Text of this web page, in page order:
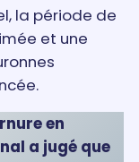
la période de
et une
en
a jugé que